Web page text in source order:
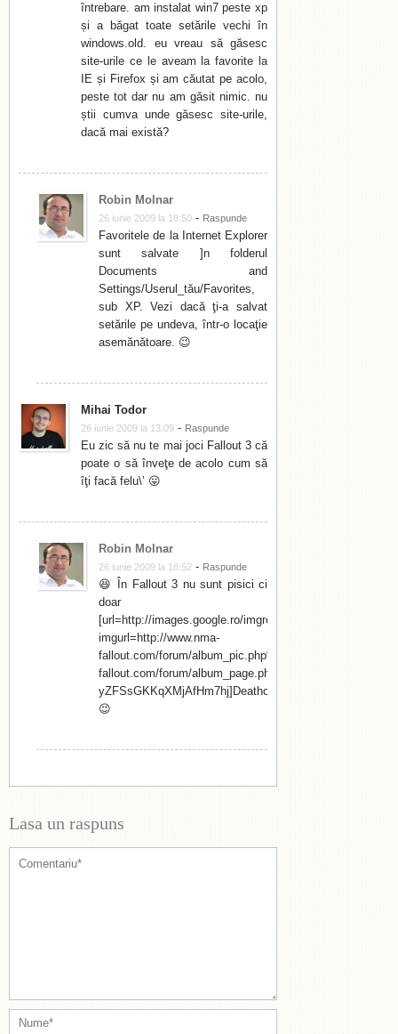
întrebare. am instalat win7 peste xp
și a băgat toate setările vechi în
windows.old. eu vreau să găsesc
site-urile ce le aveam la favorite la
IE și Firefox și am căutat pe acolo,
peste tot dar nu am găsit nimic. nu
știi cumva unde găsesc site-urile,
dacă mai există?
Robin Molnar
26 iunie 2009 la 18:50 - Raspunde
Favoritele de la Internet Explorer
sunt salvate ]n folderul
Documents and
Settings/Userul_tău/Favorites,
sub XP. Vezi dacă ţi-a salvat
setările pe undeva, într-o locaţie
asemănătoare. 😉
Mihai Todor
26 iunie 2009 la 13:09 - Raspunde
Eu zic să nu te mai joci Fallout 3 că
poate o să înveţe de acolo cum să
îţi facă felu\’ 😛
Robin Molnar
26 iunie 2009 la 18:52 - Raspunde
😆 În Fallout 3 nu sunt pisici ci
doar
[url=http://images.google.ro/imgres?
imgurl=http://www.nma-
fallout.com/forum/
fallout.com/forum/
yZFSsGKKqXMjAfHm7hj]Deathclaws[/url].
😉
Lasa un raspuns